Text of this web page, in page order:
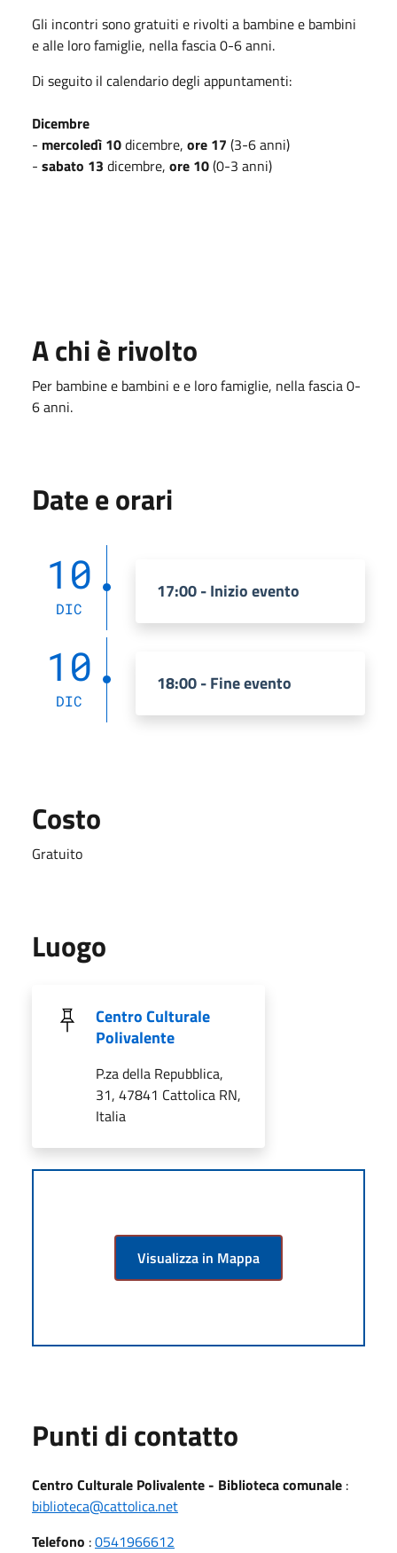
Gli incontri sono gratuiti e rivolti a bambine e bambini
e alle loro famiglie, nella fascia 0-6 anni.
Di seguito il calendario degli appuntamenti:
Dicembre
- mercoledì 10dicembre, ore 17 (3-6 anni)
- sabato 13 dicembre, ore 10(0-3 anni)
A chi è rivolto
Per bambine e bambini e e loro famiglie, nella fascia 0-
6 anni.
Date e orari
10
DIC
17:00 - Inizio evento
10
DIC
18:00 - Fine evento
Costo
Gratuito
Luogo
Centro Culturale
Polivalente
P.za della Repubblica,
31, 47841 Cattolica RN,
Italia
Visualizza in Mappa
Punti di contatto
Centro Culturale Polivalente - Biblioteca comunale :
biblioteca@cattolica.net
Telefono :0541966612